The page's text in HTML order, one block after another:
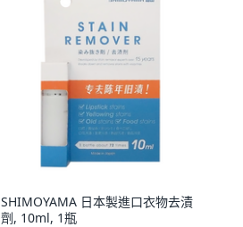
SHIMOYAMA 日本製進口衣物去漬
劑, 10ml, 1瓶